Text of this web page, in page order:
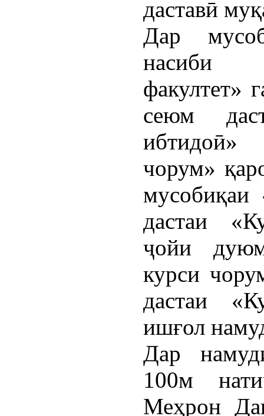
даставӣ
Дар
насиби
факултет»
сеюм
ибтидоӣ»
чорум»
мусобиқаи
дастаи
ҷойи
курси
дастаи
ишғол
Дар
100м
Меҳрон